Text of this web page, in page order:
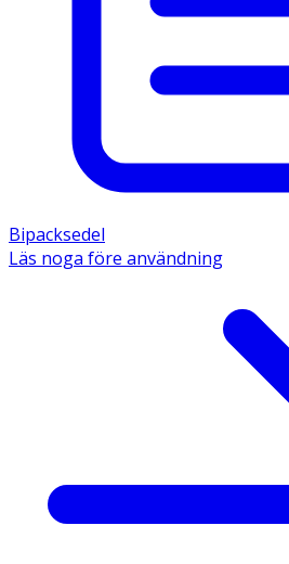
Bipacksedel
Läs noga före användning